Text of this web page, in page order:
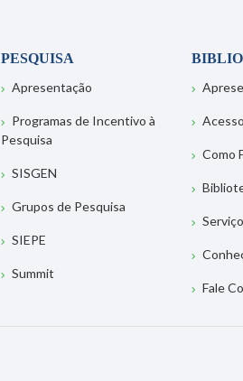
PESQUISA
Apresentação
Programas de Incentivo à
Pesquisa
SISGEN
Grupos de Pesquisa
SIEPE
Summit
Como
Fale